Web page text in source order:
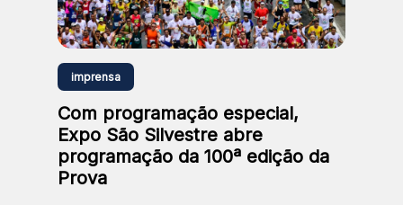
imprensa
Com programação especial,
Expo São Silvestre abre
programação da 100ª edição da
Prova